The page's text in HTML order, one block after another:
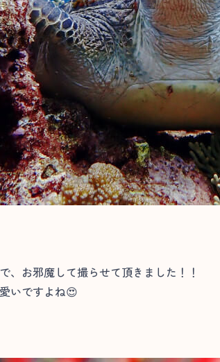
、お邪魔して撮らせて頂きました！！
いですよね😍